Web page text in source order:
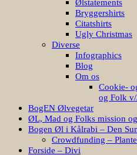
Ølstatements
Bryggershirts
Citatshirts
Ugly Christmas
Diverse
Infographics
Blog
Om os
Cookie-
og Folk
BogEN Ølvegetar
ØL, Mad og Folks mission
Bogen Øl i Kålrabi – Den
Crowdfunding –
Forside – Divi